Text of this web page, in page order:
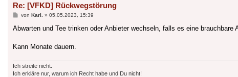
Re: [VFKD] Rückwegstörung
Beitrag
von Karl. » 05.05.2023, 15:39
Abwarten und Tee trinken oder Anbieter wechseln, falls es eine brauchbare
Kann Monate dauern.
Ich streite nicht.
Ich erkläre nur, warum ich Recht habe und Du nicht!